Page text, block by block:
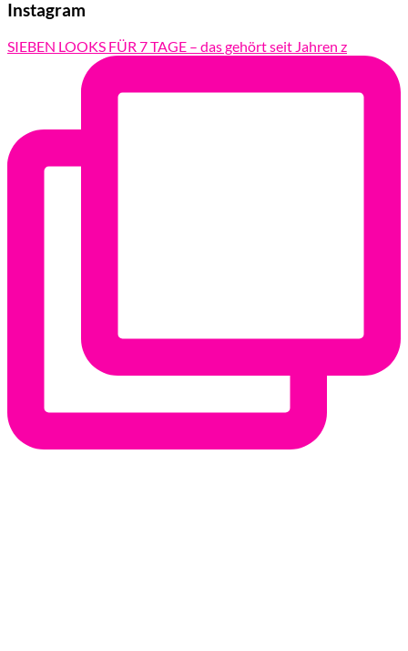
Instagram
SIEBEN LOOKS FÜR 7 TAGE – das gehört seit Jahren z